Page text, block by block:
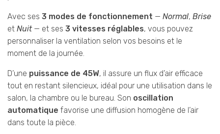
Avec ses 3 modes de fonctionnement — Normal, Brise
et Nuit— et ses 3 vitesses réglables, vous pouvez
personnaliser la ventilation selon vos besoins et le
moment de la journée.
D’une puissance de 45W, il assure un flux d’air efficace
tout en restant silencieux, idéal pour une utilisation dans le
salon, la chambre ou le bureau. Son oscillation
automatique favorise une diffusion homogène de l’air
dans toute la pièce.